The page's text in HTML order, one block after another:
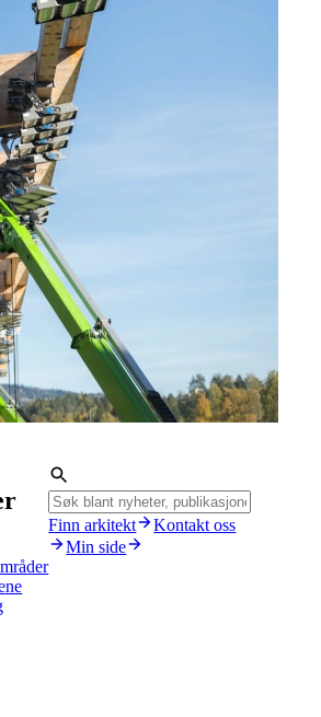
Finn arkitekt
Kontakt oss
Min side